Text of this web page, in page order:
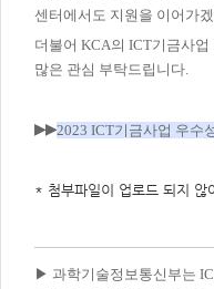
표
이
미
지,
첨
부
출
처,
유
센터에서도 지원을 이어가
더불어 KCA의 ICT기금사
많은 관심 부탁드립니다.
▶▶2023 ICT기금사업 우수
* 첨부파일이 업로드 되지 않
▶ 과학기술정보통신부는